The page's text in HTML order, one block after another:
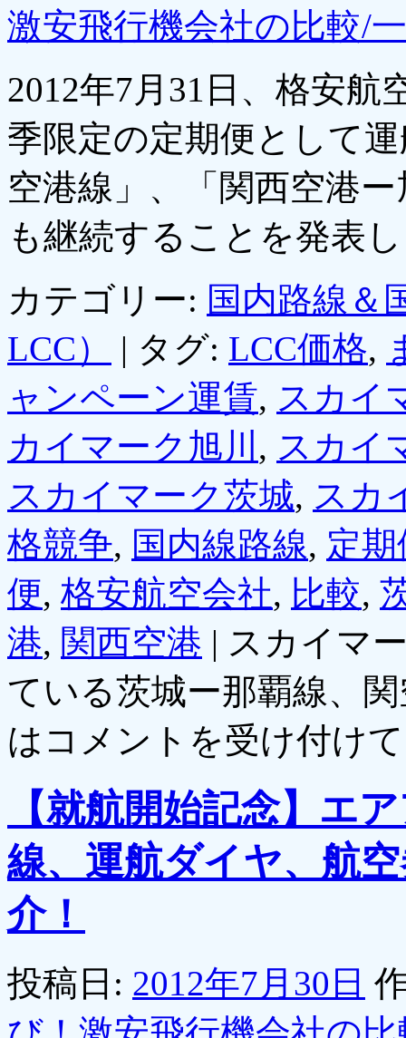
激安飛行機会社の比較/
2012年7月31日、格安
季限定の定期便として
空港線」、「関西空港
も継続することを発表
カテゴリー: 国内路線＆
LCC）
| タグ: LCC価格,
ャンペーン運賃, スカイ
カイマーク旭川 , スカイ
スカイマーク茨城, スカ
格競争, 国内線路線, 定期
便, 格安航空会社, 比較,
港, 関西空港 | スカイマ
ている茨城ー那覇線、
は コメントを受け付け
【就航開始記念】エ
線、運航ダイヤ、航
介！
投稿日: 2012年7月30日